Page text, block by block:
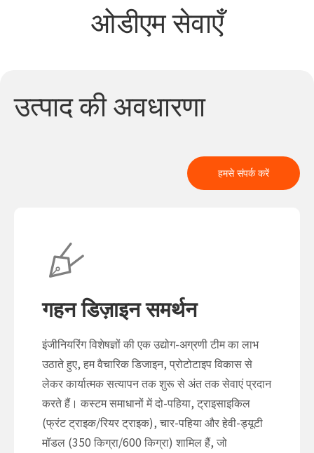
ओडीएम सेवाएँ
उत्पाद की अवधारणा
हमसे संपर्क करें
गहन डिज़ाइन समर्थन
इंजीनियरिंग विशेषज्ञों की एक उद्योग-अग्रणी टीम का लाभ
उठाते हुए, हम वैचारिक डिजाइन, प्रोटोटाइप विकास से
लेकर कार्यात्मक सत्यापन तक शुरू से अंत तक सेवाएं प्रदान
करते हैं। कस्टम समाधानों में दो-पहिया, ट्राइसाइकिल
(फ्रंट ट्राइक/रियर ट्राइक), चार-पहिया और हेवी-ड्यूटी
मॉडल (350 किग्रा/600 किग्रा) शामिल हैं, जो